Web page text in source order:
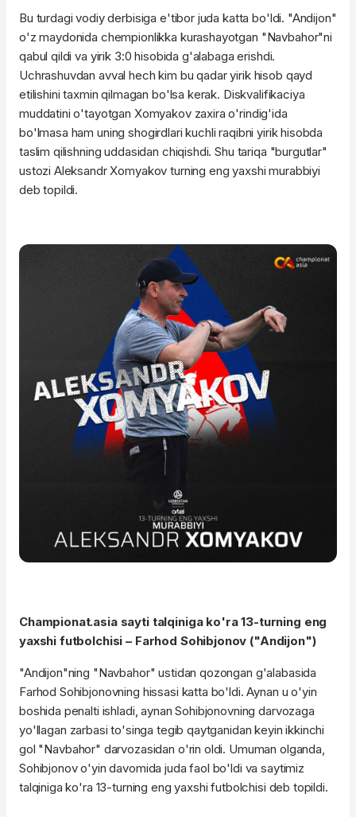
Bu turdagi vodiy derbisiga e'tibor juda katta bo'ldi. "Andijon"
o'z maydonida chempionlikka kurashayotgan "Navbahor"ni
qabul qildi va yirik 3:0 hisobida g'alabaga erishdi.
Uchrashuvdan avval hech kim bu qadar yirik hisob qayd
etilishini taxmin qilmagan bo'lsa kerak. Diskvalifikaciya
muddatini o'tayotgan Xomyakov zaxira o'rindig'ida
bo'lmasa ham uning shogirdlari kuchli raqibni yirik hisobda
taslim qilishning uddasidan chiqishdi. Shu tariqa "burgutlar"
ustozi Aleksandr Xomyakov turning eng yaxshi murabbiyi
deb topildi.
Championat.asia sayti talqiniga ko'ra 13-turning eng
yaxshi futbolchisi – Farhod Sohibjonov ("Andijon")
"Andijon"ning "Navbahor" ustidan qozongan g'alabasida
Farhod Sohibjonovning hissasi katta bo'ldi. Aynan u o'yin
boshida penalti ishladi, aynan Sohibjonovning darvozaga
yo'llagan zarbasi to'singa tegib qaytganidan keyin ikkinchi
gol "Navbahor" darvozasidan o'rin oldi. Umuman olganda,
Sohibjonov o'yin davomida juda faol bo'ldi va saytimiz
talqiniga ko'ra 13-turning eng yaxshi futbolchisi deb topildi.